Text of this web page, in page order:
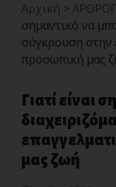
Αρχική >
σημαντικό να
σύγκρουση στην
προσωπική μας
Γιατί είναι
μας ζωή